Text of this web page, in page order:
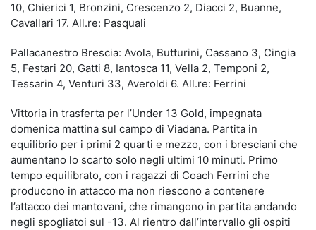
10, Chierici 1, Bronzini, Crescenzo 2, Diacci 2, Buanne,
Cavallari 17. All.re: Pasquali
Pallacanestro Brescia: Avola, Butturini, Cassano 3, Cingia
5, Festari 20, Gatti 8, Iantosca 11, Vella 2, Temponi 2,
Tessarin 4, Venturi 33, Averoldi 6. All.re: Ferrini
Vittoria in trasferta per l’Under 13 Gold, impegnata
domenica mattina sul campo di Viadana. Partita in
equilibrio per i primi 2 quarti e mezzo, con i bresciani che
aumentano lo scarto solo negli ultimi 10 minuti. Primo
tempo equilibrato, con i ragazzi di Coach Ferrini che
producono in attacco ma non riescono a contenere
l’attacco dei mantovani, che rimangono in partita andando
negli spogliatoi sul -13. Al rientro dall’intervallo gli ospiti